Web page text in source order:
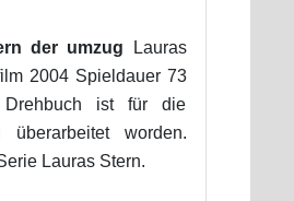
der umzug Lauras
2004 Spieldauer 73
ist für die
überarbeitet worden.
Lauras Stern.